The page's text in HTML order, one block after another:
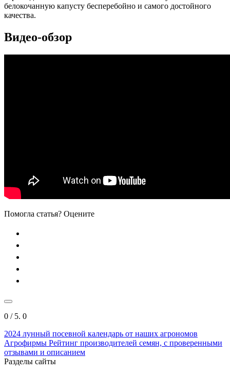
белокочанную капусту бесперебойно и самого достойного
качества.
Видео-обзор
Помогла статья? Оцените
0 / 5. 0
2024 лунный посевной календарь от наших агрономов
Агрофирмы Рейтинг производителей семян, с проверенными
отзывами и описанием
Разделы сайты